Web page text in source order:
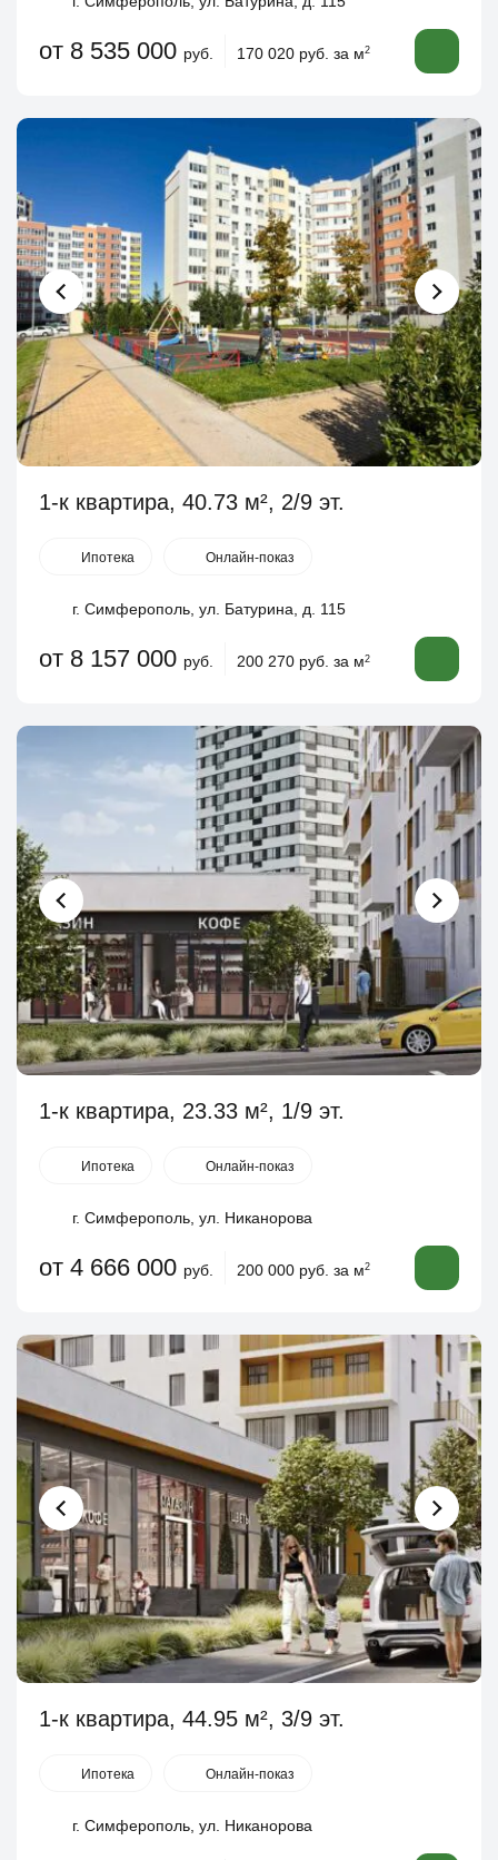
от 8 535 000 руб. 170 020 руб. за м2
1-к квартира, 40.73 м², 2/9 эт.
Ипотека Онлайн-показ
г. Симферополь, ул. Батурина, д. 115
от 8 157 000 руб. 200 270 руб. за м2
1-к квартира, 23.33 м², 1/9 эт.
Ипотека Онлайн-показ
г. Симферополь, ул. Никанорова
от 4 666 000 руб. 200 000 руб. за м2
1-к квартира, 44.95 м², 3/9 эт.
Ипотека Онлайн-показ
г. Симферополь, ул. Никанорова